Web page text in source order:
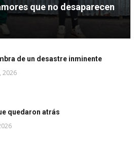
que no desaparecen
de un desastre inminente
2026
quedaron atrás